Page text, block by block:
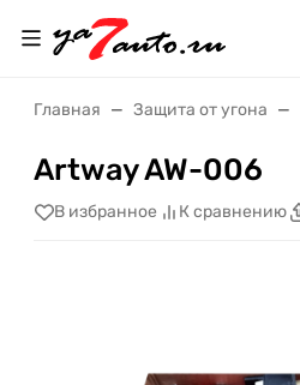
Главная Защита от угона
Artway AW-006
В избранное К сравнению